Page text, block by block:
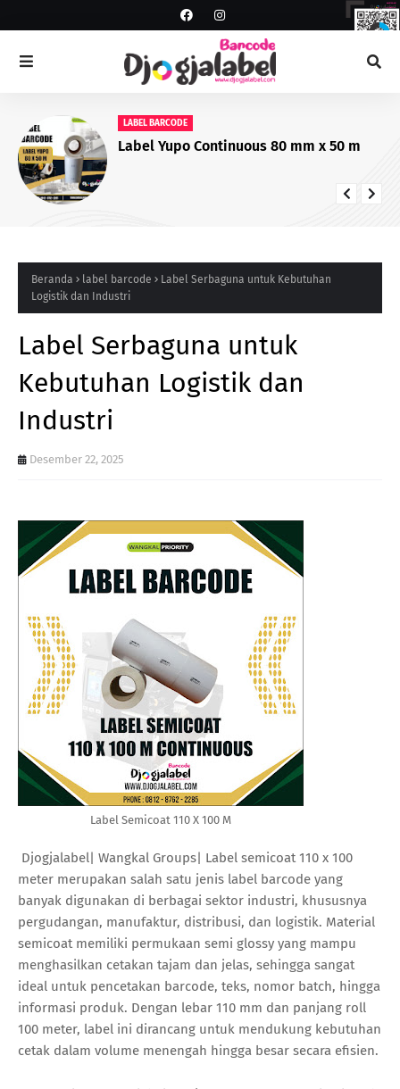
LABEL BARCODE
Label Yupo Continuous 80 mm x 50 m
Beranda label barcode
Label Serbaguna untuk Kebutuhan
Logistik dan Industri
Label Serbaguna untuk
Kebutuhan Logistik dan
Industri
Desember 22, 2025
Label Semicoat 110 X 100 M
Djogjalabel| Wangkal Groups| Label semicoat 110 x 100
meter merupakan salah satu jenis label barcode yang
banyak digunakan di berbagai sektor industri, khususnya
pergudangan, manufaktur, distribusi, dan logistik. Material
semicoat memiliki permukaan semi glossy yang mampu
menghasilkan cetakan tajam dan jelas, sehingga sangat
ideal untuk pencetakan barcode, teks, nomor batch, hingga
informasi produk. Dengan lebar 110 mm dan panjang roll
100 meter, label ini dirancang untuk mendukung kebutuhan
cetak dalam volume menengah hingga besar secara efisien.